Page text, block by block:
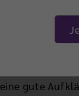
sich
kann im
gute